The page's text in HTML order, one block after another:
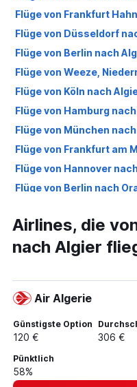
Flüge von Frankfurt
Flüge von Düsseldorf
Flüge von Berlin nach
Flüge von Weeze,
Flüge von Köln nach
Flüge von Hamburg
Flüge von München
Flüge von Frankfurt am
Flüge von Hannover
Flüge von Berlin nach
Flüge von Stuttgart
Flüge von Stuttgart nach
Flüge von Frankfurt am
Flüge von Bremen nach
Flüge von Leipzig nach
Flüge von Frankfurt am
Flüge von Hamburg nach
Flüge von Bremen nach
Airlines, die
nach Algier
Air Algerie
Günstigste Option
120 € 306 €
Pünktlich
58%